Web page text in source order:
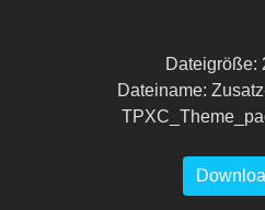
Dateigröße:
Dateiname: